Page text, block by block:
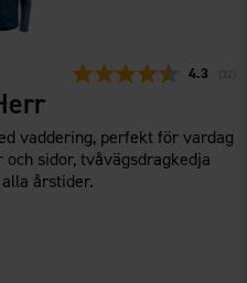
4.3 32
vaddering, perfekt för vardag
sidor, tvåvägsdragkedja
årstider.